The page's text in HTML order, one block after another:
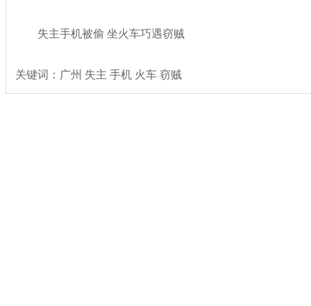
失主手机被偷 坐火车巧遇窃贼
关键词：广州 失主 手机 火车 窃贼